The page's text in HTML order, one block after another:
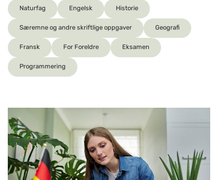
Naturfag Engelsk Historie
Særemne og andre skriftlige oppgaver Geografi
Fransk For Foreldre Eksamen
Programmering